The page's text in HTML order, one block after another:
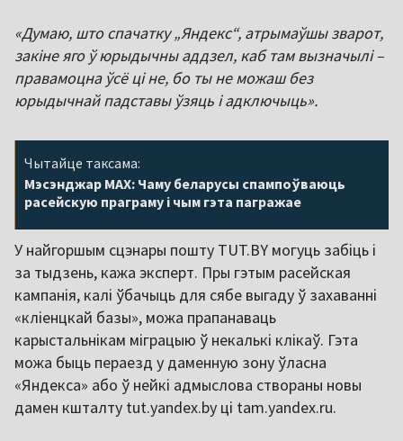
«Думаю, што спачатку „Яндекс“, атрымаўшы зварот,
закіне яго ў юрыдычны аддзел, каб там вызначылі –
правамоцна ўсё ці не, бо ты не можаш без
юрыдычнай падставы ўзяць і адключыць».
Чытайце таксама:
Мэсэнджар MAX: Чаму беларусы спампоўваюць
расейскую праграму і чым гэта пагражае
У найгоршым сцэнары пошту TUT.BY могуць забіць і
за тыдзень, кажа эксперт. Пры гэтым расейская
кампанія, калі ўбачыць для сябе выгаду ў захаванні
«кліенцкай базы», можа прапанаваць
карыстальнікам міграцыю ў некалькі клікаў. Гэта
можа быць пераезд у даменную зону ўласна
«Яндекса» або ў нейкі адмыслова створаны новы
дамен кшталту tut.yandex.by ці tam.yandex.ru.